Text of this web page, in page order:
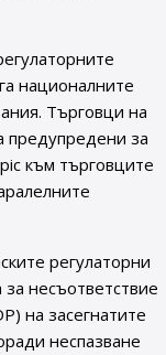
националните
Търговци на
предупредени за
към търговците
регулаторни
несъответствие
на засегнатите
неспазване